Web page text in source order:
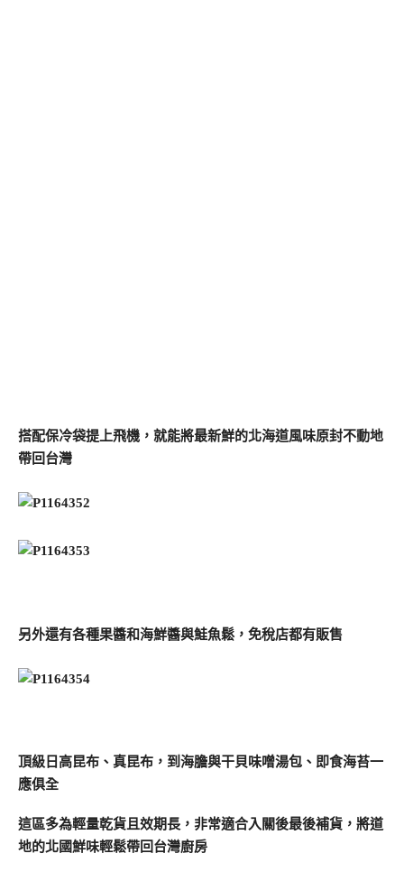
搭配保冷袋提上飛機，就能將最新鮮的北海道風味原封不動地
帶回台灣
另外還有各種果醬和海鮮醬與鮭魚鬆，免稅店都有販售
頂級日高昆布、真昆布，到海膽與干貝味噌湯包、即食海苔一
應俱全
這區多為輕量乾貨且效期長，非常適合入關後最後補貨，將道
地的北國鮮味輕鬆帶回台灣廚房